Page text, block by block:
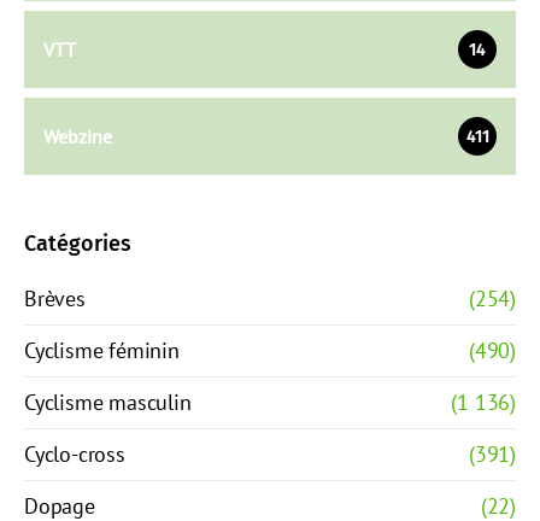
VTT 14
Webzine 411
Catégories
Brèves
(254)
Cyclisme féminin
(490)
Cyclisme masculin
(1 136)
Cyclo-cross
(391)
Dopage
(22)